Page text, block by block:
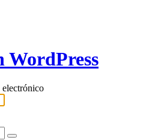
WordPress
electrónico